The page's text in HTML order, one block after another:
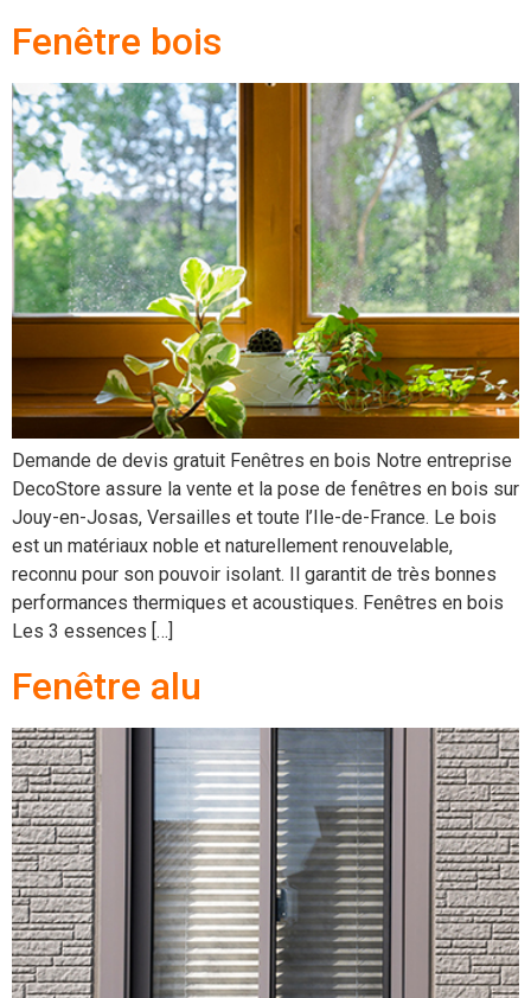
Fenêtre bois
Demande de devis gratuit Fenêtres en bois Notre entreprise
DecoStore assure la vente et la pose de fenêtres en bois sur
Jouy-en-Josas, Versailles et toute l’Ile-de-France. Le bois
est un matériaux noble et naturellement renouvelable,
reconnu pour son pouvoir isolant. Il garantit de très bonnes
performances thermiques et acoustiques. Fenêtres en bois
Les 3 essences […]
Fenêtre alu